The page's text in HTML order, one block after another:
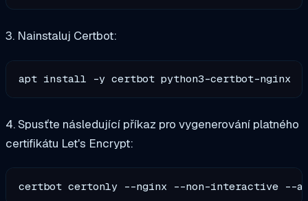
3. Nainstaluj Certbot:
4. Spusťte následující příkaz pro vygenerování platného
certifikátu Let's Encrypt:
certbot certonly --nginx --non-interactive --